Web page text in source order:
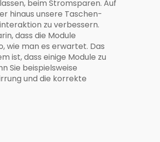
beim Stromsparen. Auf
hinaus unsere Taschen-
zu verbessern.
dass die Module
wie man es erwartet. Das
ist, dass einige Module zu
Sie beispielsweise
und die korrekte